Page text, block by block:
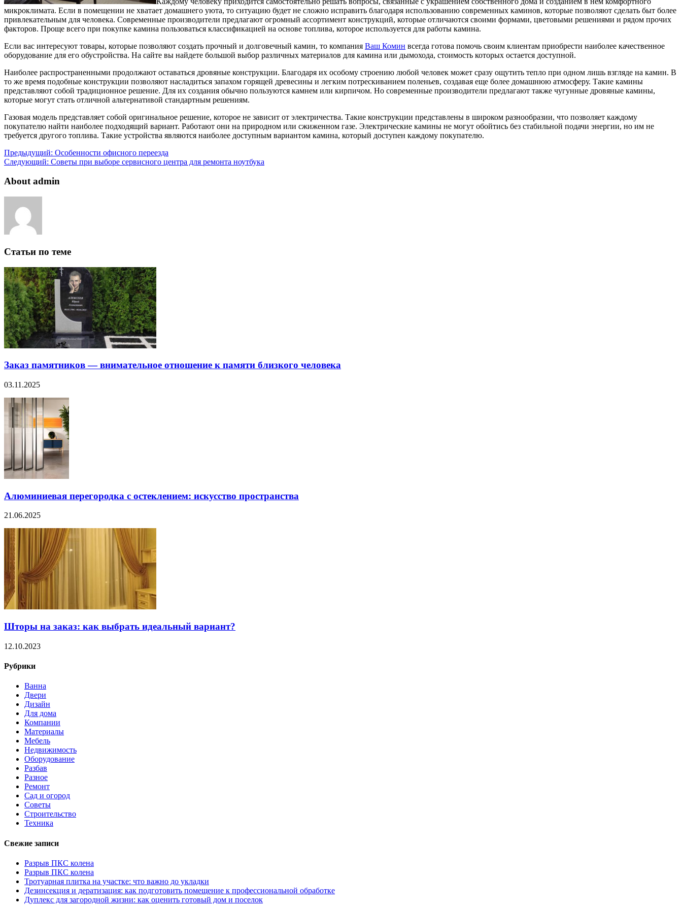
микроклимата. Если в помещении не хватает домашнего уюта, то ситуацию будет не сложно исправить благодаря использованию современных каминов, которые позволяют сделать быт более
привлекательным для человека. Современные производители предлагают огромный ассортимент конструкций, которые отличаются своими формами, цветовыми решениями и рядом прочих
факторов. Проще всего при покупке камина пользоваться классификацией на основе топлива, которое используется для работы камина.
Если вас интересуют товары, которые позволяют создать прочный и долговечный камин, то компания Ваш Комин всегда готова помочь своим клиентам приобрести наиболее качественное
оборудование для его обустройства. На сайте вы найдете большой выбор различных материалов для камина или дымохода, стоимость которых остается доступной.
Наиболее распространенными продолжают оставаться дровяные конструкции. Благодаря их особому строению любой человек может сразу ощутить тепло при одном лишь взгляде на камин. В
то же время подобные конструкции позволяют насладиться запахом горящей древесины и легким потрескиванием поленьев, создавая еще более домашнюю атмосферу. Такие камины
представляют собой традиционное решение. Для их создания обычно пользуются камнем или кирпичом. Но современные производители предлагают также чугунные дровяные камины,
которые могут стать отличной альтернативой стандартным решениям.
Газовая модель представляет собой оригинальное решение, которое не зависит от электричества. Такие конструкции представлены в широком разнообразии, что позволяет каждому
покупателю найти наиболее подходящий вариант. Работают они на природном или сжиженном газе. Электрические камины не могут обойтись без стабильной подачи энергии, но им не
требуется другого топлива. Такие устройства являются наиболее доступным вариантом камина, который доступен каждому покупателю.
Предыдущий: Особенности офисного переезда
Следующий: Советы при выборе сервисного центра для ремонта ноутбука
About admin
Статьи по теме
Заказ памятников — внимательное отношение к памяти близкого человека
03.11.2025
Алюминиевая перегородка с остеклением: искусство пространства
21.06.2025
Шторы на заказ: как выбрать идеальный вариант?
12.10.2023
Рубрики
Ванна
Двери
Дизайн
Для дома
Компании
Материалы
Мебель
Недвижимость
Оборудование
Разбав
Разное
Ремонт
Сад и огород
Советы
Строительство
Техника
Свежие записи
Разрыв ПКС колена
Разрыв ПКС колена
Тротуарная плитка на участке: что важно до укладки
Дезинсекция и дератизация: как подготовить помещение к профессиональной обработке
Дуплекс для загородной жизни: как оценить готовый дом и поселок